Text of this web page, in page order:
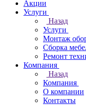
Акции
Услуги
Назад
Услуги
Монтаж
Сборка
Ремонт
Компания
Назад
Компания
О компании
Контакты